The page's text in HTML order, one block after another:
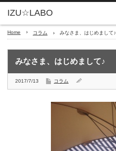
Home コラム みなさま、はじめまして♪
みなさま、はじめまして♪
2017/7/13 コラム